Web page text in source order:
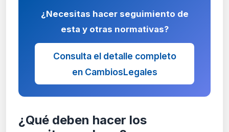
¿Necesitas hacer seguimiento de
esta y otras normativas?
Consulta el detalle completo
en CambiosLegales
¿Qué deben hacer los